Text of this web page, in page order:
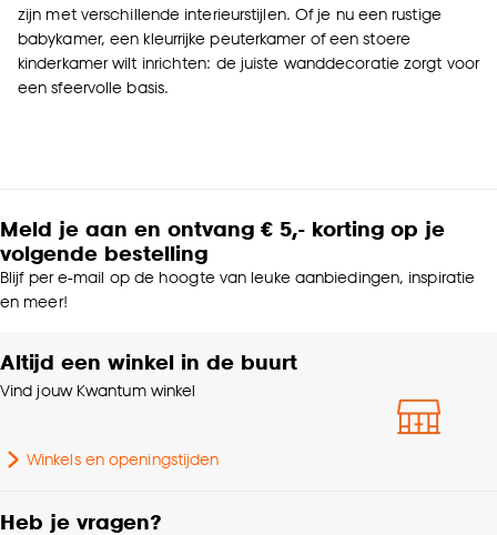
zijn met verschillende interieurstijlen. Of je nu een rustige
babykamer, een kleurrijke peuterkamer of een stoere
kinderkamer wilt inrichten: de juiste wanddecoratie zorgt voor
een sfeervolle basis.
Meld je aan en ontvang € 5,- korting op je
volgende bestelling
Blijf per e-mail op de hoogte van leuke aanbiedingen, inspiratie
en meer!
Altijd een winkel in de buurt
Vind jouw Kwantum winkel
Winkels en openingstijden
Heb je vragen?